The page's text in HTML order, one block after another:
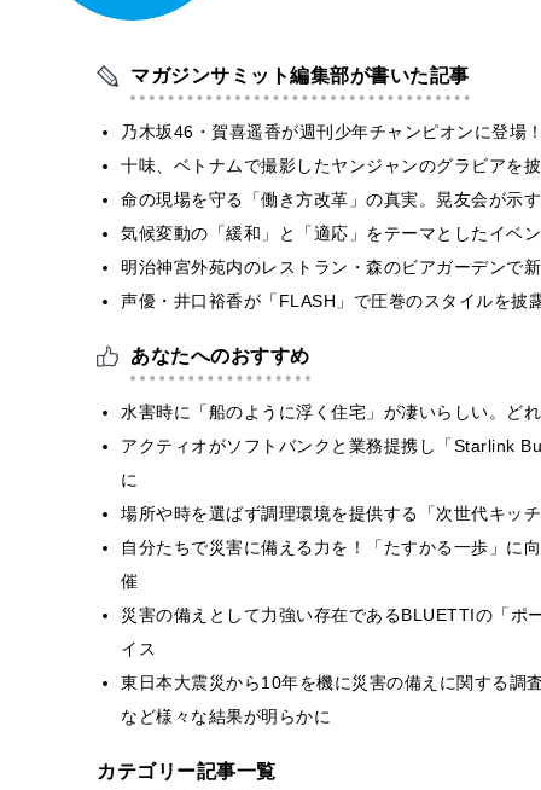
マガジンサミット編集部が書いた記事
乃木坂46・賀喜遥香が週刊少年チャンピオンに登
十味、ベトナムで撮影したヤンジャンのグラビアを
命の現場を守る「働き方改革」の真実。晃友会が示
気候変動の「緩和」と「適応」をテーマとしたイベ
明治神宮外苑内のレストラン・森のビアガーデンで
声優・井口裕香が「FLASH」で圧巻のスタイルを
あなたへのおすすめ
水害時に「船のように浮く住宅」が凄いらしい。ど
アクティオがソフトバンクと業務提携し「Starlink
に
場所や時を選ばず調理環境を提供する「次世代キッ
自分たちで災害に備える力を！「たすかる一歩」に
催
災害の備えとして力強い存在であるBLUETTIの「ポ
イス
東日本大震災から10年を機に災害の備えに関する調
など様々な結果が明らかに
カテゴリー記事一覧